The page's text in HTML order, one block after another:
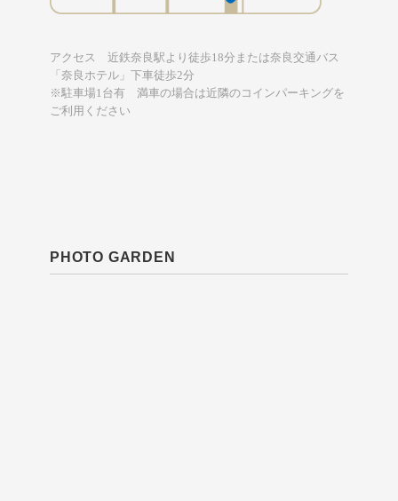
アクセス 近鉄奈良駅より徒歩18分または奈良交通バス
「奈良ホテル」下車徒歩2分
※駐車場1台有 満車の場合は近隣のコインパーキングを
ご利用ください
PHOTO GARDEN